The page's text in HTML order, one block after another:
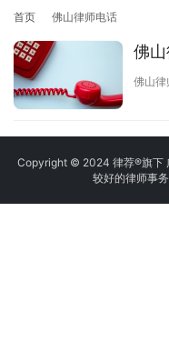
首页 佛山律师电话
佛
佛山律
Copyright © 2024 律荐®旗下
较好的律师事务